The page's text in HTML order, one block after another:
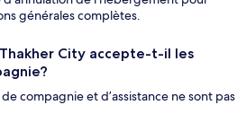
générales complètes.
City accepte-t-il les
compagnie et d’assistance ne sont pas